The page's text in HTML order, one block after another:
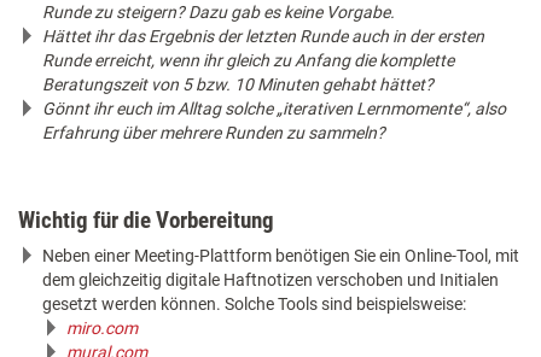
Runde zu steigern? Dazu gab es keine Vorgabe.
Hättet ihr das Ergebnis der letzten Runde auch in der ersten
Runde erreicht, wenn ihr gleich zu Anfang die komplette
Beratungszeit von 5 bzw. 10 Minuten gehabt hättet?
Gönnt ihr euch im Alltag solche „iterativen Lernmomente“, also
Erfahrung über mehrere Runden zu sammeln?
Wichtig für die Vorbereitung
Neben einer Meeting-Plattform benötigen Sie ein Online-Tool, mit
dem gleichzeitig digitale Haftnotizen verschoben und Initialen
gesetzt werden können. Solche Tools sind beispielsweise:
miro.com
mural.com